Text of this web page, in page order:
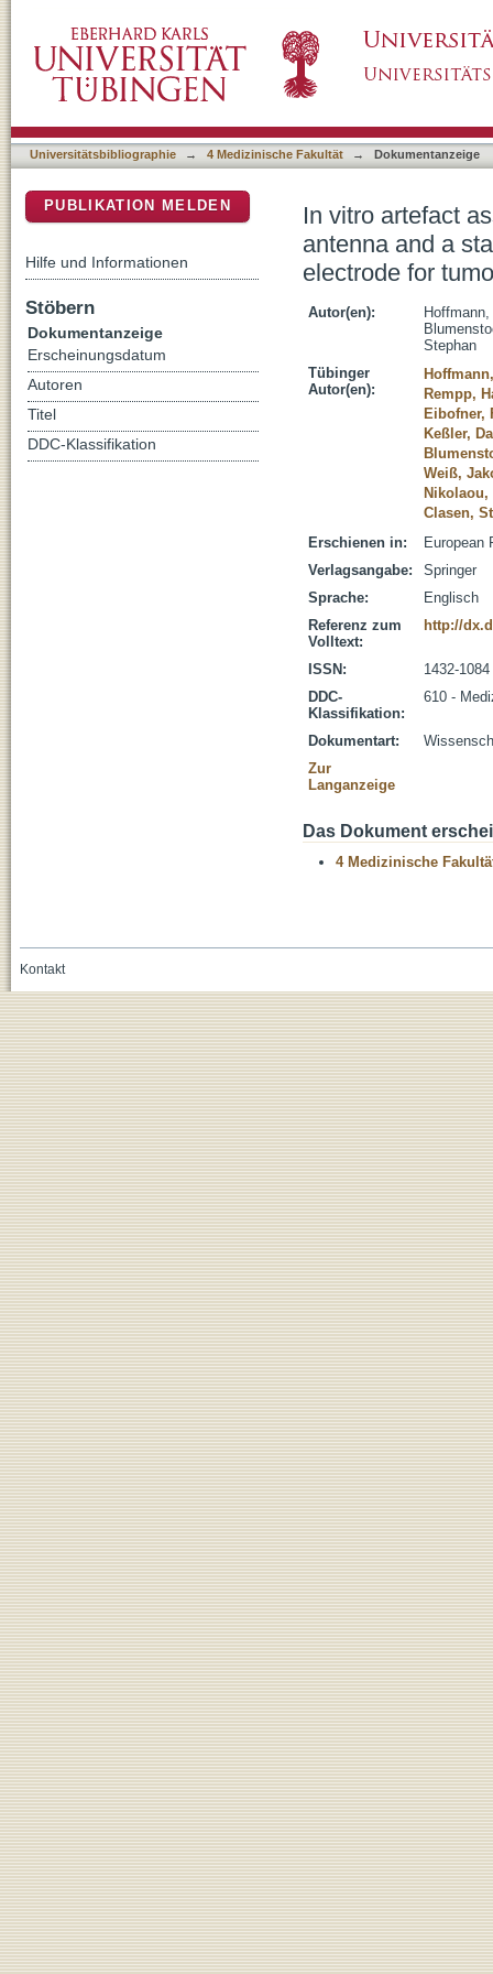
compatible radiofrequency ablation
Universitätsbibliographie → 4 Medizinische Fakultät → Dokumentanzeige
In vitro artefact
antenna and a
electrode for
Autor(en):
Stephan
Tübinger
Autor(en):
Rempp,
Eibofner,
Keßler,
Weiß,
Clasen,
Erschienen in:
European
Verlagsangabe:
Springer
Sprache:
Englisch
Referenz zum
Volltext:
http://
ISSN:
1432-1084
DDC-
Klassifikation:
610 -
Dokumentart:
Zur
Langanzeige
Das Dokument
4 Medizinische
PUBLIKATION MELDEN
Hilfe und Informationen
Stöbern
Dokumentanzeige
Erscheinungsdatum
Autoren
Titel
DDC-Klassifikation
Kontakt